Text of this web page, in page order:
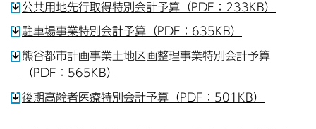
公共用地先行取得特別会計予算（PDF：233KB）
駐車場事業特別会計予算（PDF：635KB）
熊谷都市計画事業土地区画整理事業特別会計予算
（PDF：565KB）
後期高齢者医療特別会計予算（PDF：501KB）